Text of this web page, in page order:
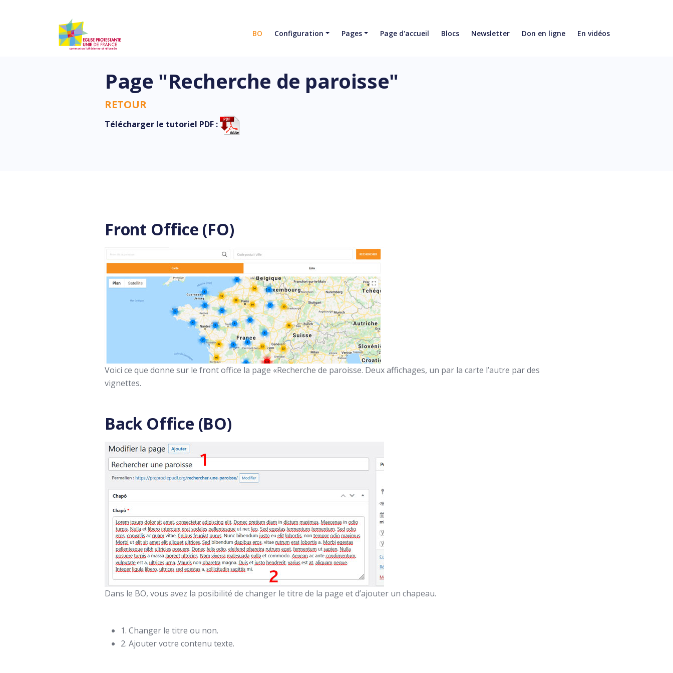
BO Configuration Pages Page d'accueil Blocs Newsletter Don en ligne En vidéos
Page "Recherche de paroisse"
RETOUR
Télécharger le tutoriel PDF :
Front Office (FO)
Voici ce que donne sur le front office la page «Recherche de paroisse. Deux affichages, un par la carte l’autre par des
vignettes.
Back Office (BO)
Dans le BO, vous avez la posibilité de changer le titre de la page et d’ajouter un chapeau.
1. Changer le titre ou non.
2. Ajouter votre contenu texte.